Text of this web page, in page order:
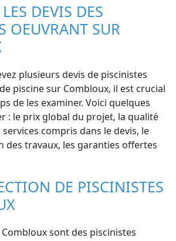
DEVIS DES
OEUVRANT SUR
plusieurs devis de piscinistes
piscine sur Combloux, il est crucial
de les examiner. Voici quelques
: le prix global du projet, la qualité
compris dans le devis, le
des travaux, les garanties offertes
DE PISCINISTES
sont des piscinistes